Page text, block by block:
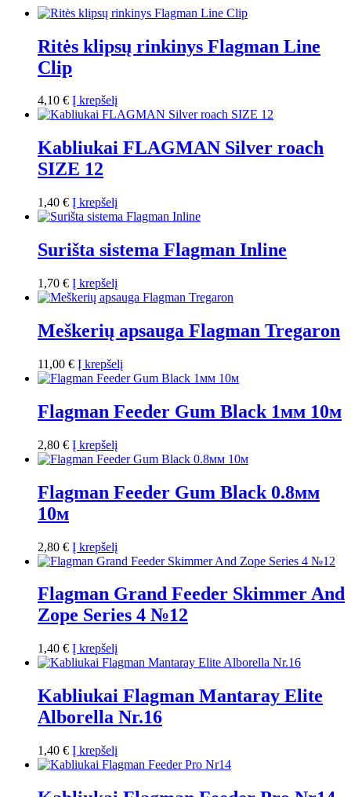
Ritės klipsų rinkinys Flagman Line
Clip
4,10 € Į krepšelį
Kabliukai FLAGMAN Silver roach
SIZE 12
1,40 € Į krepšelį
Surišta sistema Flagman Inline
1,70 € Į krepšelį
Meškerių apsauga Flagman Tregaron
11,00 € Į krepšelį
Flagman Feeder Gum Black 1мм 10м
2,80 € Į krepšelį
Flagman Feeder Gum Black 0.8мм
10м
2,80 € Į krepšelį
Flagman Grand Feeder Skimmer And
Zope Series 4 №12
1,40 € Į krepšelį
Kabliukai Flagman Mantaray Elite
Alborella Nr.16
1,40 € Į krepšelį